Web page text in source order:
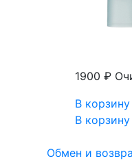
1900 ₽
В корзину
В корзину
Обмен и